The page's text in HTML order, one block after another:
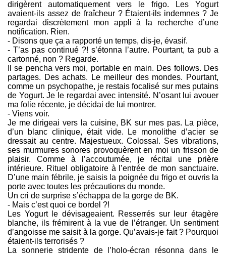
dirigèrent automatiquement vers le frigo. Les Yogurt
avaient-ils assez de fraîcheur ? Étaient-ils indemnes ? Je
regardai discrètement mon appli à la recherche d’une
notification. Rien.
- Disons que ça a rapporté un temps, dis-je, évasif.
- T’as pas continué ?! s’étonna l’autre. Pourtant, ta pub a
cartonné, non ? Regarde.
Il se pencha vers moi, portable en main. Des follows. Des
partages. Des achats. Le meilleur des mondes. Pourtant,
comme un psychopathe, je restais focalisé sur mes putains
de Yogurt. Je le regardai avec intensité. N’osant lui avouer
ma folie récente, je décidai de lui montrer.
- Viens voir.
Je me dirigeai vers la cuisine, BK sur mes pas. La pièce,
d’un blanc clinique, était vide. Le monolithe d’acier se
dressait au centre. Majestueux. Colossal. Ses vibrations,
ses murmures sonores provoquèrent en moi un frisson de
plaisir. Comme à l’accoutumée, je récitai une prière
intérieure. Rituel obligatoire à l’entrée de mon sanctuaire.
D’une main fébrile, je saisis la poignée du frigo et ouvris la
porte avec toutes les précautions du monde.
Un cri de surprise s’échappa de la gorge de BK.
- Mais c’est quoi ce bordel ?!
Les Yogurt le dévisageaient. Resserrés sur leur étagère
blanche, ils frémirent à la vue de l’étranger. Un sentiment
d’angoisse me saisit à la gorge. Qu’avais-je fait ? Pourquoi
étaient-ils terrorisés ?
La sonnerie stridente de l’holo-écran résonna dans le